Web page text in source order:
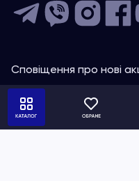
Сповіщення про нові